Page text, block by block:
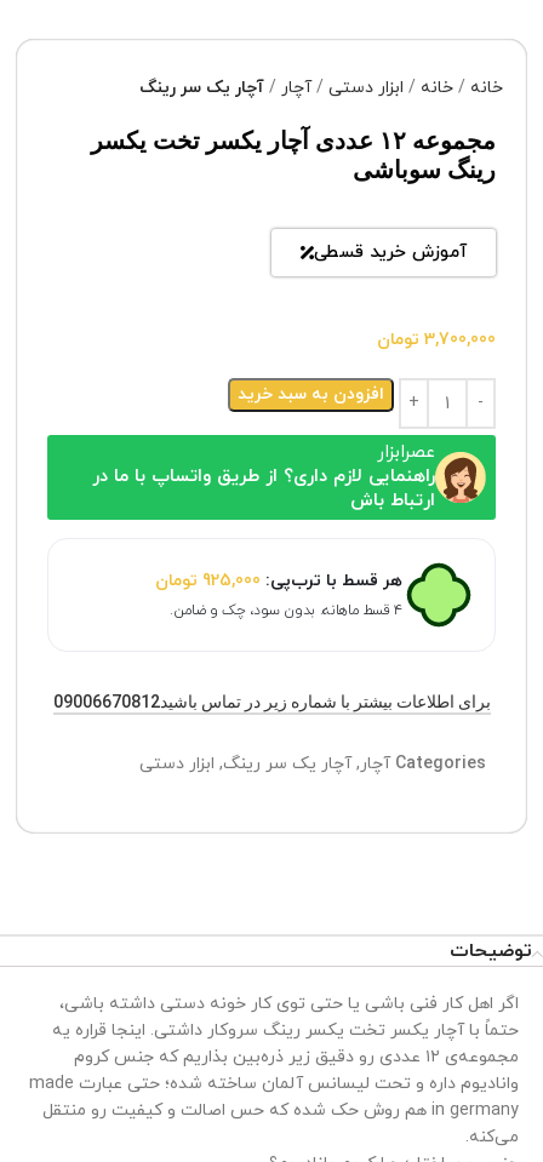
خانه خانه ابزار دستی آچار آچار یک سر رینگ
مجموعه ۱۲ عددی آچار یکسر تخت یکسر
رینگ سوباشی
آموزش خرید قسطی
3,700,000 تومان
افزودن به سبد خرید
عصرابزار
راهنمایی لازم داری؟ از طریق واتساپ با ما در
ارتباط باش
هر قسط با ترب‌پی: 925,000 تومان
۴ قسط ماهانه. بدون سود، چک و ضامن.
برای اطلاعات بیشتر با شماره زیر در تماس باشید09006670812
Categories آچار,آچار یک سر رینگ, ابزار دستی
توضیحات
اگر اهل کار فنی باشی یا حتی توی کار خونه دستی داشته باشی،
حتماً با آچار یکسر تخت یکسر رینگ سروکار داشتی. اینجا قراره یه
مجموعه‌ی ۱۲ عددی رو دقیق زیر ذره‌بین بذاریم که جنس کروم
وانادیوم داره و تحت لیسانس آلمان ساخته شده؛ حتی عبارت made
in germany هم روش حک شده که حس اصالت و کیفیت رو منتقل
می‌کنه.